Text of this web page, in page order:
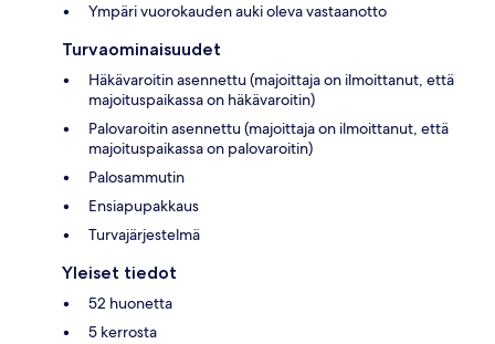
Ympäri vuorokauden auki oleva vastaanotto
Turvaominaisuudet
Häkävaroitin asennettu (majoittaja on ilmoittanut, että
majoituspaikassa on häkävaroitin)
Palovaroitin asennettu (majoittaja on ilmoittanut, että
majoituspaikassa on palovaroitin)
Palosammutin
Ensiapupakkaus
Turvajärjestelmä
Yleiset tiedot
52 huonetta
5 kerrosta